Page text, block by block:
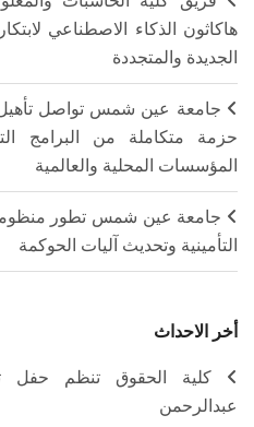
هاكاثون الذكاء الاصطناعي
الجديدة والمتجددة
جامعة عين شمس تواصل
حزمة متكاملة من البرامج
المؤسسات المحلية والعالمية
جامعة عين شمس تطور منظومة
التأمينية وتحديث آليات الحوكمة
أخر الاحداث
كلية الحقوق تنظم حفل
عبدالرحمن